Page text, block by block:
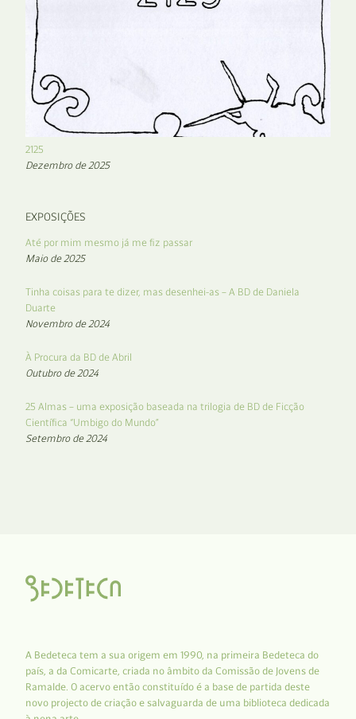
2125
Dezembro de 2025
EXPOSIÇÕES
Até por mim mesmo já me fiz passar
Maio de 2025
Tinha coisas para te dizer, mas desenhei-as – A BD de Daniela
Duarte
Novembro de 2024
À Procura da BD de Abril
Outubro de 2024
25 Almas – uma exposição baseada na trilogia de BD de Ficção
Científica “Umbigo do Mundo”
Setembro de 2024
A Bedeteca tem a sua origem em 1990, na primeira Bedeteca do
país, a da Comicarte, criada no âmbito da Comissão de Jovens de
Ramalde. O acervo então constituído é a base de partida deste
novo projecto de criação e salvaguarda de uma biblioteca dedicada